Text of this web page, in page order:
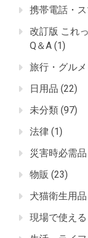
携帯電話・
改訂版 これ
Q＆A (1)
旅行・グルメ
日用品 (22)
未分類 (97)
法律 (1)
災害時必需品
物販 (23)
犬猫衛生用品
現場で使え